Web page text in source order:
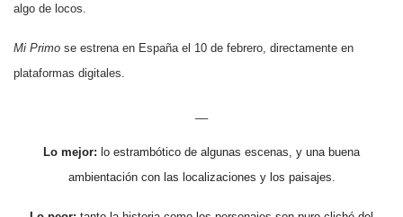
algo de locos.
Mi Primo se estrena en España el 10 de febrero, directamente en
plataformas digitales.
Lo mejor: lo estrambótico de algunas escenas, y una buena
ambientación con las localizaciones y los paisajes.